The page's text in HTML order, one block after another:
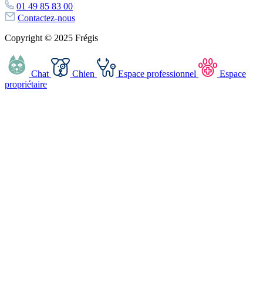
01 49 85 83 00
Contactez-nous
Copyright © 2025 Frégis
Chat Chien Espace professionnel
Espace
propriétaire